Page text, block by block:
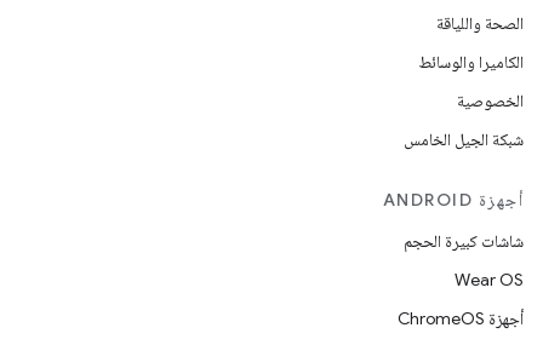
الصحة واللياقة
الكاميرا والوسائط
الخصوصية
شبكة الجيل الخامس
أجهزة ANDROID
شاشات كبيرة الحجم
Wear OS
أجهزة ChromeOS